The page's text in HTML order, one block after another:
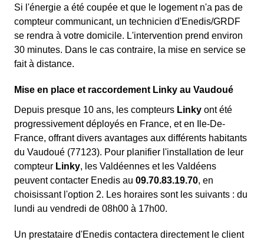
Si l'énergie a été coupée et que le logement n'a pas de
compteur communicant, un technicien d'Enedis/GRDF
se rendra à votre domicile. L'intervention prend environ
30 minutes. Dans le cas contraire, la mise en service se
fait à distance.
Mise en place et raccordement Linky au Vaudoué
Depuis presque 10 ans, les compteurs Linky ont été
progressivement déployés en France, et en Ile-De-
France, offrant divers avantages aux différents habitants
du Vaudoué (77123). Pour planifier l'installation de leur
compteur Linky, les Valdéennes et les Valdéens
peuvent contacter Enedis au 09.70.83.19.70, en
choisissant l'option 2. Les horaires sont les suivants : du
lundi au vendredi de 08h00 à 17h00.
Un prestataire d'Enedis contactera directement le client